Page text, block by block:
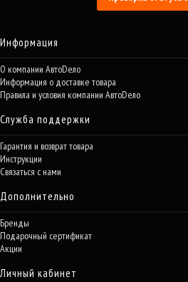
Информация
О компании АвтоDело
Информация о доставке товара
Правила и условия компании АвтоDело
Служба поддержки
Гарантия и возврат товара
Инструкции
Связаться с нами
Дополнительно
Бренды
Подарочный сертификат
Акции
Личный кабинет